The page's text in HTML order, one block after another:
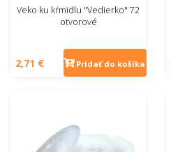
Veko ku kŕmidlu "Vedierko" 72
otvorové
2,71 € Pridať do košíka